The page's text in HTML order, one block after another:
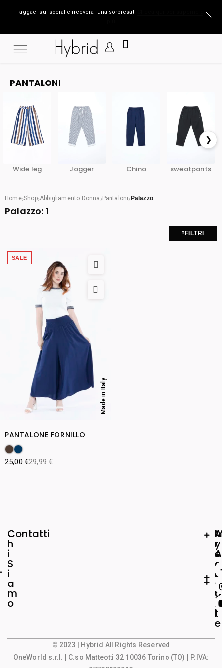
Taggaci sui social e riceverai una sorpresa!
PANTALONI
Wide leg Jogger Chino sweatpants
❯
Home›Shop›Abbigliamento Donna ›Pantaloni› Palazzo
Palazzo: 1
FILTRI
SALE
PANTALONE FORNILLO
Made in Italy
29,99€
25,00 €
C
h
i
S
i
a
m
o
Contatti A
r
e
a
L
e
g
a
l
e
y
A
c
c
o
u
n
t
© 2023 | Hybrid All Rights Reserved
OneWorld s.r.l.
| C.so Matteotti 32 10036 Torino (TO) | P.IVA: